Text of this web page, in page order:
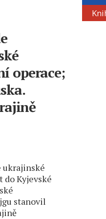
operace;
ukrajinské
do Kyjevské
stanovil